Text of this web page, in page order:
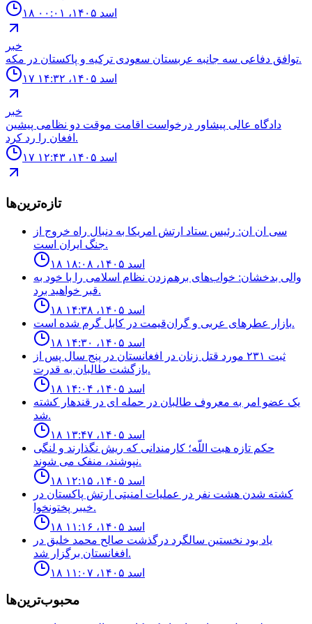
۱۸ اسد ۱۴۰۵، ۰۰:۰۱
خبر
توافق دفاعى سه جانبه عربستان سعودى تركيه و پاكستان در مكه.
۱۷ اسد ۱۴۰۵، ۱۴:۳۲
خبر
دادگاه عالى پيشاور درخواست اقامت موقت دو نظامى پيشين
افغان را رد كرد.
۱۷ اسد ۱۴۰۵، ۱۲:۴۳
تازه‌ترین‌ها
سى ان ان: رئيس ستاد ارتش امريكا به دنبال راه خروج از
جنگ ايران است.
۱۸ اسد ۱۴۰۵، ۱۸:۰۸
والی بدخشان: خواب‌های برهم‌زدن نظام اسلامی را با خود به
قبر خواهید برد.
۱۸ اسد ۱۴۰۵، ۱۴:۳۸
بازار عطرهای عربی و گران‌قیمت در کابل گرم شده است.
۱۸ اسد ۱۴۰۵، ۱۴:۳۰
ثبت ٢٣١ مورد قتل زنان در افغانستان در پنج سال پس از
بازگشت طالبان به قدرت.
۱۸ اسد ۱۴۰۵، ۱۴:۰۴
يک عضو امر به معروف طالبان در حمله اى در قندهار كشته
شد.
۱۸ اسد ۱۴۰۵، ۱۳:۴۷
حكم تازه هبت اللّه؛ كارمندانى كه ريش نگذارند و لنگى
نپوشند، منفک مى شوند.
۱۸ اسد ۱۴۰۵، ۱۲:۱۵
كشته شدن هشت نفر در عمليات امنيتى ارتش پاكستان در
خيبر پختونخوا.
۱۸ اسد ۱۴۰۵، ۱۱:۱۶
ياد بود نخستين سالگرد درگذشت صالح محمد خليق در
افغانستان برگزار شد.
۱۸ اسد ۱۴۰۵، ۱۱:۰۷
محبوب‌ترین‌ها